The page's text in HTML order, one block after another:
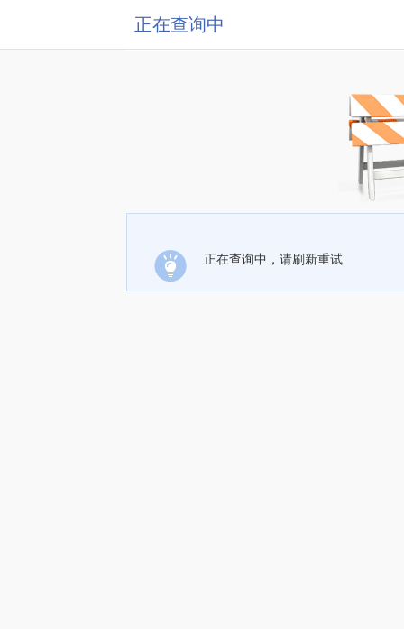
正在查询中
正在查询中，请刷新重试